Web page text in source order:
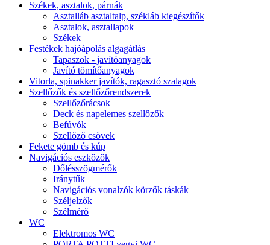
Székek, asztalok, párnák
Asztalláb asztaltalp, székláb kiegészítők
Asztalok, asztallapok
Székek
Festékek hajóápolás algagátlás
Tapaszok - javítóanyagok
Javító tömítőanyagok
Vitorla, spinakker javítók, ragasztó szalagok
Szellőzők és szellőzőrendszerek
Szellőzőrácsok
Deck és napelemes szellőzők
Befúvók
Szellőző csövek
Fekete gömb és kúp
Navigációs eszközök
Dőlésszögmérők
Iránytűk
Navigációs vonalzók körzők táskák
Széljelzők
Szélmérő
WC
Elektromos WC